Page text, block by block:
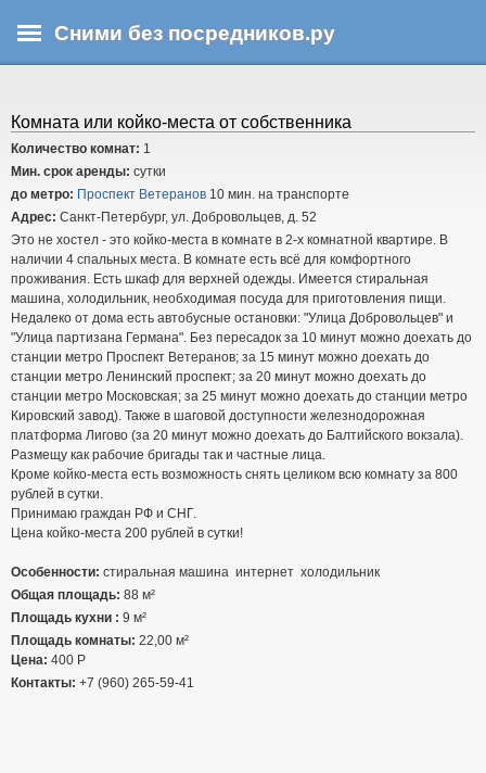
к
основному
Сними без посредников.ру
Комната или койко-места от собственника
Количество комнат: 1
Мин. срок аренды: сутки
до метро: Проспект Ветеранов 10 мин. на транспорте
Адрес: Санкт-Петербург, ул. Добровольцев, д. 52
Это не хостел - это койко-места в комнате в 2-х комнатной квартире. В
наличии 4 спальных места. В комнате есть всё для комфортного
проживания. Есть шкаф для верхней одежды. Имеется стиральная
машина, холодильник, необходимая посуда для приготовления пищи.
Недалеко от дома есть автобусные остановки: "Улица Добровольцев" и
"Улица партизана Германа". Без пересадок за 10 минут можно доехать до
станции метро Проспект Ветеранов; за 15 минут можно доехать до
станции метро Ленинский проспект; за 20 минут можно доехать до
станции метро Московская; за 25 минут можно доехать до станции метро
Кировский завод). Также в шаговой доступности железнодорожная
платформа Лигово (за 20 минут можно доехать до Балтийского вокзала).
Размещу как рабочие бригады так и частные лица.
Кроме койко-места есть возможность снять целиком всю комнату за 800
рублей в сутки.
Принимаю граждан РФ и СНГ.
Цена койко-места 200 рублей в сутки!
Особенности: стиральная машина интернет холодильник
Общая площадь: 88 м²
Площадь кухни : 9 м²
Площадь комнаты: 22,00 м²
Цена: 400 Р
Контакты: +7 (960) 265-59-41